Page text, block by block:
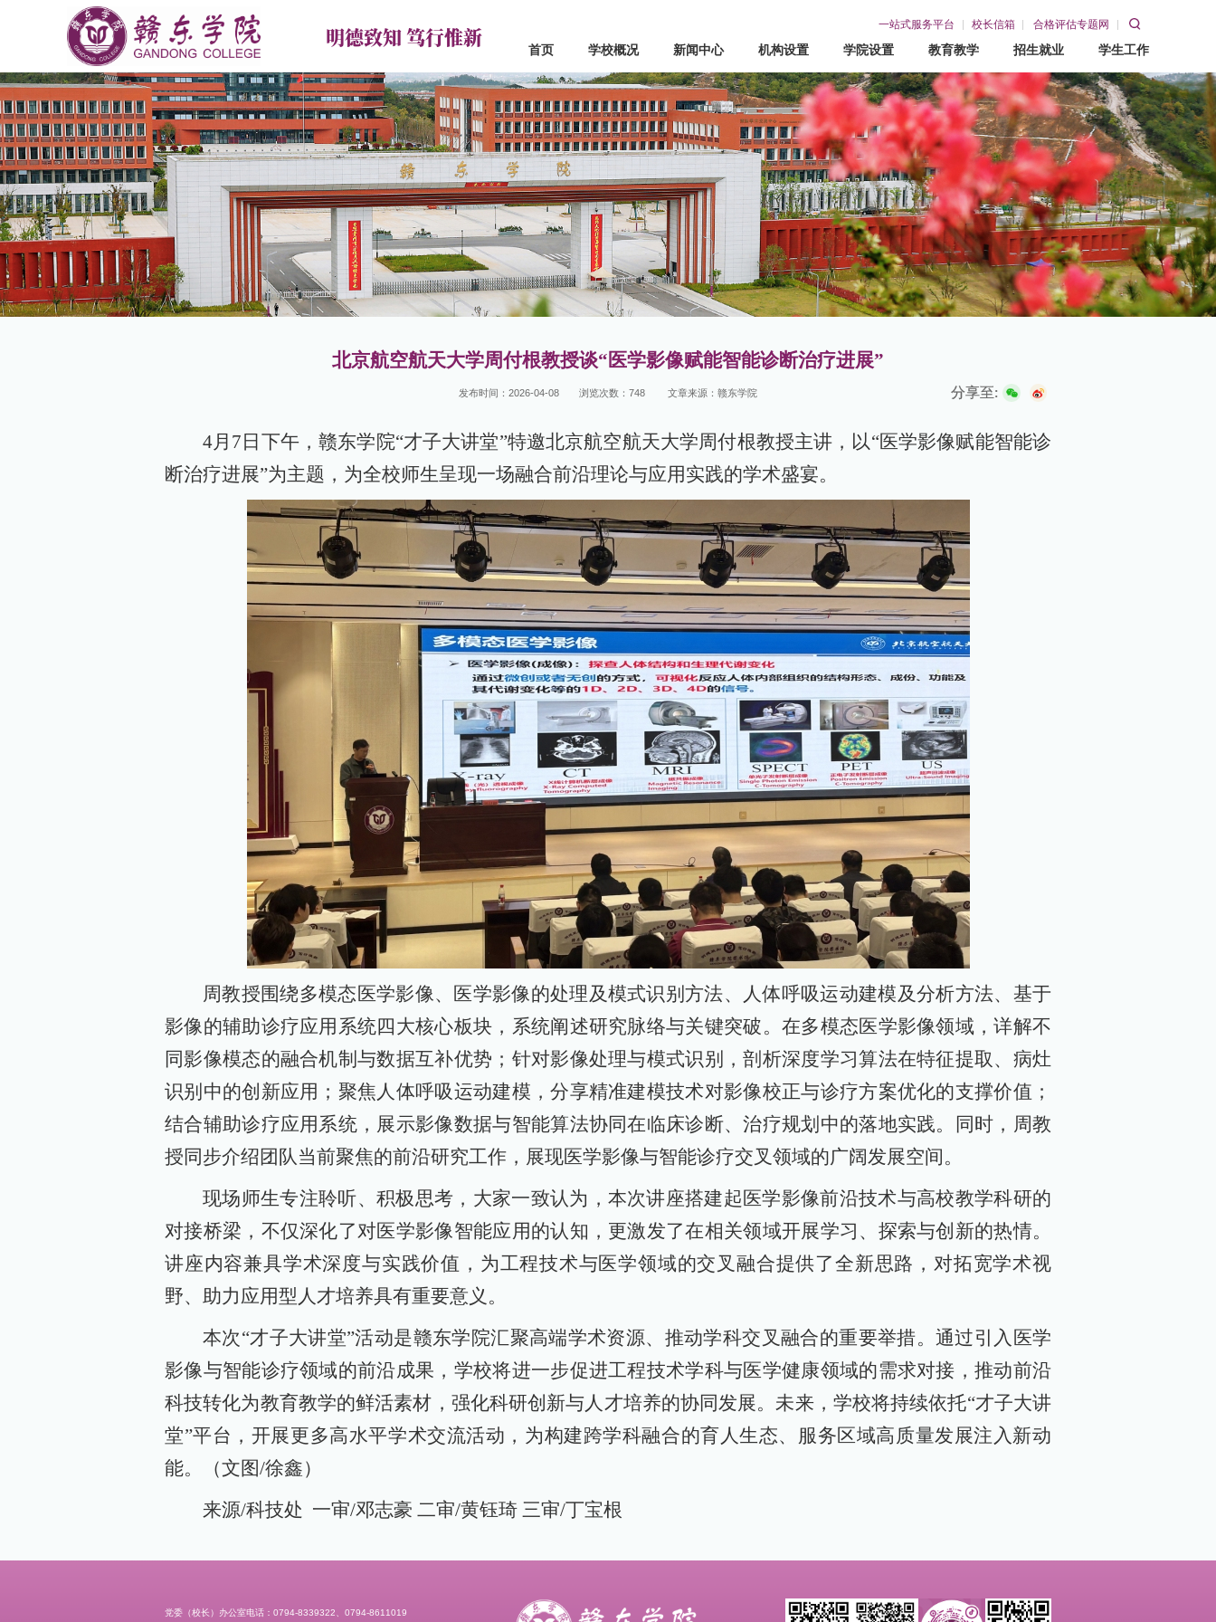
明德致知 笃行惟新 一站式服务平台 校长信箱 合格评估专题网
首页 学校概况 新闻中心 机构设置 学院设置 教育教学 招生就业 学生工作
首页 学校概况
学校简介
学校章程
校训校徽校歌校旗
新闻中心
学校要闻
专题热点
媒体报道
校园传真
合作交流
机构设置
党政部门
群团组织
教学机构
学院设置
信息工程学院
机械与电子工程学院
经济管理学院
人文学院
马克思主义学院
创新创业学院
基础教学部
教育教学
教务网
招生就业
招生网
就业网
学生工作
学工在线
赣东青年
北京航空航天大学周付根教授谈“医学影像赋能智能诊断治疗进展”
发布时间：2026-04-08 浏览次数： 748 文章来源：赣东学院 分享至:
4月7日下午，赣东学院“才子大讲堂”特邀北京航空航天大学周付根教授主讲，以“医学影像赋能智能诊
断治疗进展”为主题，为全校师生呈现一场融合前沿理论与应用实践的学术盛宴。
周教授围绕多模态医学影像、医学影像的处理及模式识别方法、人体呼吸运动建模及分析方法、基于
影像的辅助诊疗应用系统四大核心板块，系统阐述研究脉络与关键突破。在多模态医学影像领域，详解不
同影像模态的融合机制与数据互补优势；针对影像处理与模式识别，剖析深度学习算法在特征提取、病灶
识别中的创新应用；聚焦人体呼吸运动建模，分享精准建模技术对影像校正与诊疗方案优化的支撑价值；
结合辅助诊疗应用系统，展示影像数据与智能算法协同在临床诊断、治疗规划中的落地实践。同时，周教
授同步介绍团队当前聚焦的前沿研究工作，展现医学影像与智能诊疗交叉领域的广阔发展空间。
现场师生专注聆听、积极思考，大家一致认为，本次讲座搭建起医学影像前沿技术与高校教学科研的
对接桥梁，不仅深化了对医学影像智能应用的认知，更激发了在相关领域开展学习、探索与创新的热情。
讲座内容兼具学术深度与实践价值，为工程技术与医学领域的交叉融合提供了全新思路，对拓宽学术视
野、助力应用型人才培养具有重要意义。
本次“才子大讲堂”活动是赣东学院汇聚高端学术资源、推动学科交叉融合的重要举措。通过引入医学
影像与智能诊疗领域的前沿成果，学校将进一步促进工程技术学科与医学健康领域的需求对接，推动前沿
科技转化为教育教学的鲜活素材，强化科研创新与人才培养的协同发展。未来，学校将持续依托“才子大讲
堂”平台，开展更多高水平学术交流活动，为构建跨学科融合的育人生态、服务区域高质量发展注入新动
能。（文图/徐鑫）
来源/科技处 一审/邓志豪 二审/黄钰琦 三审/丁宝根
党委（校长）办公室电话：0794-8339322、0794-8611019